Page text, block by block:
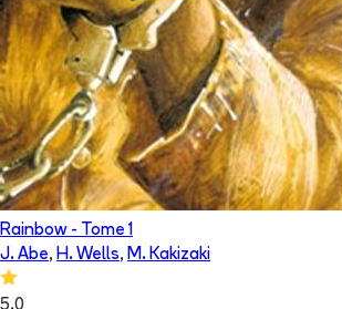
Rainbow - Tome 1
J. Abe, H. Wells, M. Kakizaki